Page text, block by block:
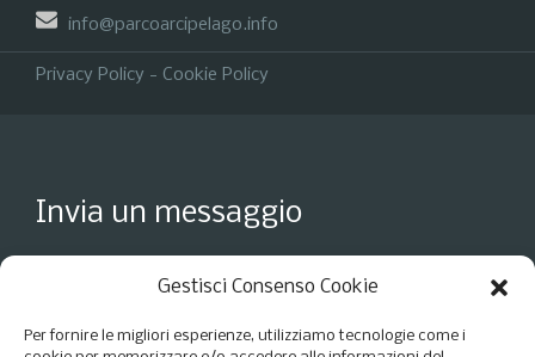
Gestisci Consenso Cookie
Per fornire le migliori esperienze, utilizziamo tecnologie come i
info@parcoarcipelago.info
Privacy Policy - Cookie Policy
Invia un messaggio